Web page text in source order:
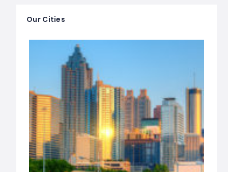
Our Cities